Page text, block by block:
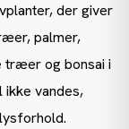
der giver
palmer,
og bonsai i
ikke vandes,